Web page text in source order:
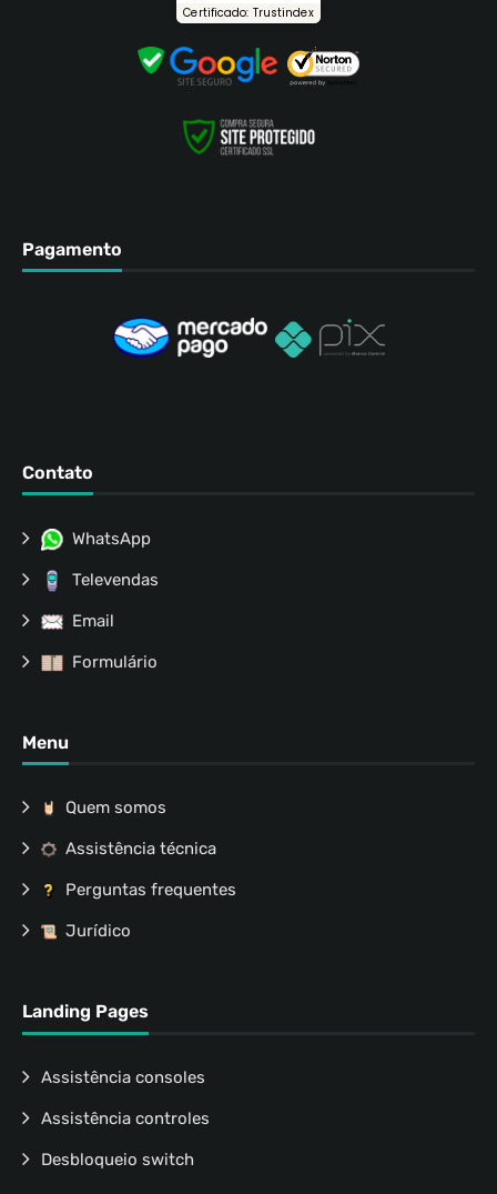
Certificado: Trustindex
Pagamento
Contato
WhatsApp
Televendas
Email
Formulário
Menu
Quem somos
Assistência técnica
Perguntas frequentes
Jurídico
Landing Pages
Assistência consoles
Assistência controles
Desbloqueio switch